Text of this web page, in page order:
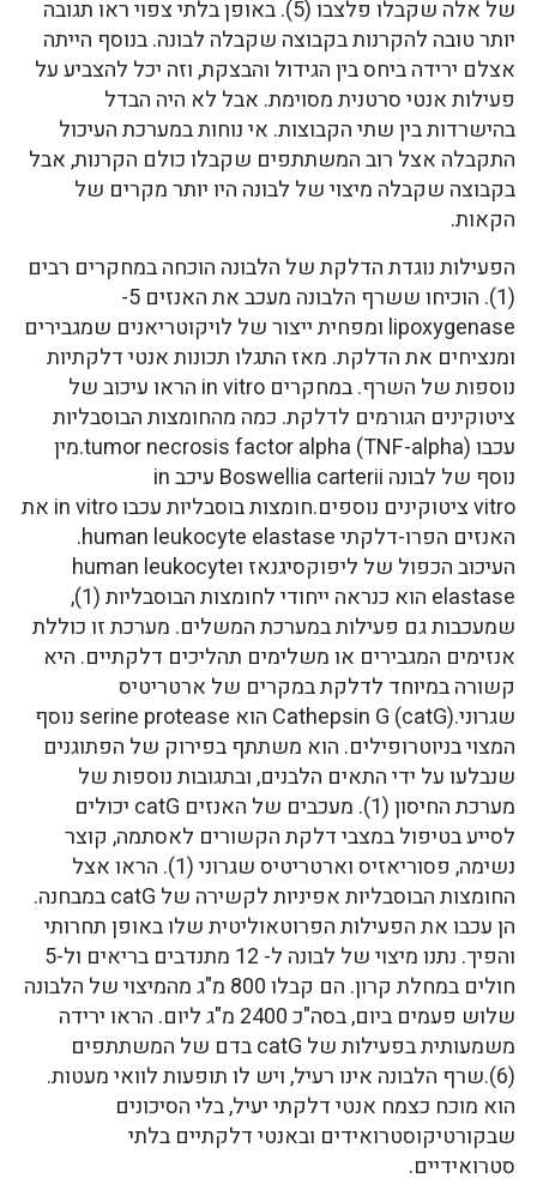
של אלה שקבלו פלצבו (5). באופן בלתי צפוי ראו תגובה
יותר טובה להקרנות בקבוצה שקבלה לבונה. בנוסף הייתה
אצלם ירידה ביחס בין הגידול והבצקת, וזה יכל להצביע על
פעילות אנטי סרטנית מסוימת. אבל לא היה הבדל
בהישרדות בין שתי הקבוצות. אי נוחות במערכת העיכול
התקבלה אצל רוב המשתתפים שקבלו כולם הקרנות, אבל
בקבוצה שקבלה מיצוי של לבונה היו יותר מקרים של
הקאות.
הפעילות נוגדת הדלקת של הלבונה הוכחה במחקרים רבים
(1). הוכיחו ששרף הלבונה מעכב את האנזים 5-
lipoxygenase ומפחית ייצור של לויקוטריאנים שמגבירים
ומנציחים את הדלקת. מאז התגלו תכונות אנטי דלקתיות
נוספות של השרף. במחקרים in vitro הראו עיכוב של
ציטוקינים הגורמים לדלקת. כמה מהחומצות הבוסבליות
עכבו tumor necrosis factor alpha (TNF-alpha).מין
נוסף של לבונה Boswellia carterii עיכב in
vitro ציטוקינים נוספים.חומצות בוסבליות עכבו in vitro את
האנזים הפרו-דלקתי human leukocyte elastase.
העיכוב הכפול של ליפוקסיגנאז וhuman leukocyte
elastase הוא כנראה ייחודי לחומצות הבוסבליות (1),
שמעכבות גם פעילות במערכת המשלים. מערכת זו כוללת
אנזימים המגבירים או משלימים תהליכים דלקתיים. היא
קשורה במיוחד לדלקת במקרים של ארטריטיס
שגרוני.Cathepsin G (catG) הוא serine protease נוסף
המצוי בניוטרופילים. הוא משתתף בפירוק של הפתוגנים
שנבלעו על ידי התאים הלבנים, ובתגובות נוספות של
מערכת החיסון (1). מעכבים של האנזים catG יכולים
לסייע בטיפול במצבי דלקת הקשורים לאסתמה, קוצר
נשימה, פסוריאזיס וארטריטיס שגרוני (1). הראו אצל
החומצות הבוסבליות אפיניות לקשירה של catG במבחנה.
הן עכבו את הפעילות הפרוטאוליטית שלו באופן תחרותי
והפיך. נתנו מיצוי של לבונה ל- 12 מתנדבים בריאים ול-5
חולים במחלת קרון. הם קבלו 800 מ"ג מהמיצוי של הלבונה
שלוש פעמים ביום, בסה"כ 2400 מ"ג ליום. הראו ירידה
משמעותית בפעילות של catG בדם של המשתתפים
(6).שרף הלבונה אינו רעיל, ויש לו תופעות לוואי מעטות.
הוא מוכח כצמח אנטי דלקתי יעיל, בלי הסיכונים
שבקורטיקוסטרואידים ובאנטי דלקתיים בלתי
סטרואידיים.